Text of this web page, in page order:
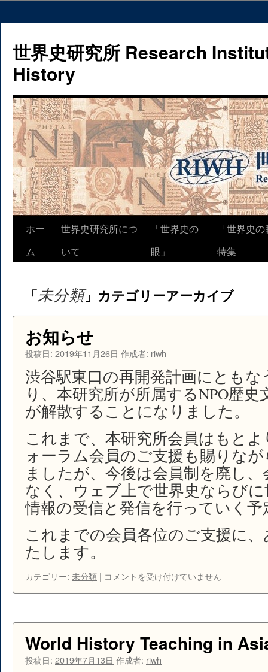
世界史研究所 Research
History
ツ
キ
ッ
ホー
ム
世界史研究所につ
いて
「世界史の
眼」
「世界史
特集
「未分類」カテゴリーアーカイブ
お知らせ
投稿日: 2019年11月26日 作成者: riwh
渋谷駅東口の再開発計画にとも
り、本研究所が所属するNPO歴
が解散することになりました。
これまで、本研究所会員はもと
ォーラム会員のご支援も賜りな
ましたが、今後は会員制を廃し
なく、ウェブ上で世界史ならび
情報の受信と発信を行っていく予
これまでの会員各位のご支援に
たします。
カテゴリー: 未分類 | お
は
コメントを受け付けていません
World History Teaching in
投稿日: 2019年7月13日 作成者: riwh